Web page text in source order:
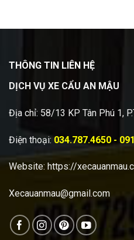
THÔNG TIN LIÊN HỆ
DỊCH VỤ XE CẨU AN MẬU
Địa chỉ: 58/13 KP Tân Phú 1,
Điện thoại: 034.787.4650 -
Website: https://
Xecauanmau@gmail.com